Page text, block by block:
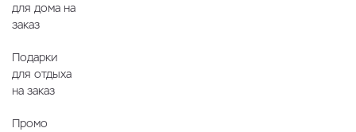
для дома на
заказ
Подарки
для отдыха
на заказ
Промо